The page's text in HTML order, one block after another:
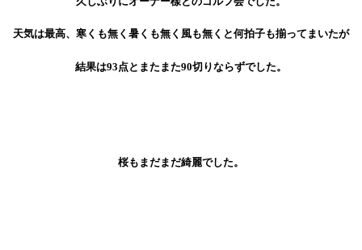
天気は最高、寒くも無く暑くも無く風も無くと何拍子も揃ってまいたが
結果は93点とまたまた90切りならずでした。
桜もまだまだ綺麗でした。